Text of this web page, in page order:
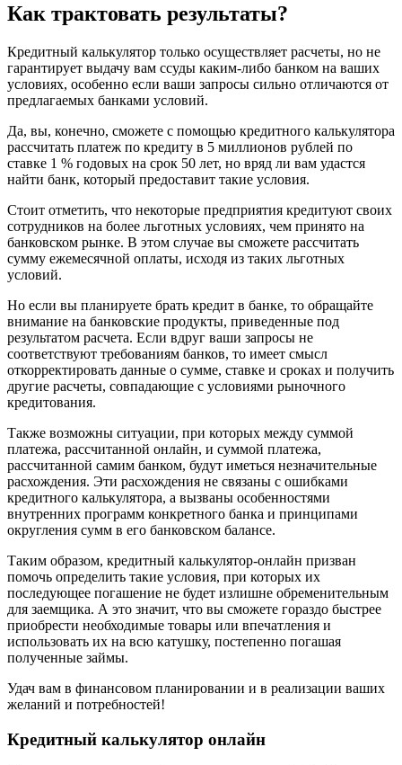
Как трактовать результаты?
Кредитный калькулятор только осуществляет расчеты, но не
гарантирует выдачу вам ссуды каким-либо банком на ваших
условиях, особенно если ваши запросы сильно отличаются от
предлагаемых банками условий.
Да, вы, конечно, сможете с помощью кредитного калькулятора
рассчитать платеж по кредиту в 5 миллионов рублей по
ставке 1 % годовых на срок 50 лет, но вряд ли вам удастся
найти банк, который предоставит такие условия.
Стоит отметить, что некоторые предприятия кредитуют своих
сотрудников на более льготных условиях, чем принято на
банковском рынке. В этом случае вы сможете рассчитать
сумму ежемесячной оплаты, исходя из таких льготных
условий.
Но если вы планируете брать кредит в банке, то обращайте
внимание на банковские продукты, приведенные под
результатом расчета. Если вдруг ваши запросы не
соответствуют требованиям банков, то имеет смысл
откорректировать данные о сумме, ставке и сроках и получить
другие расчеты, совпадающие с условиями рыночного
кредитования.
Также возможны ситуации, при которых между суммой
платежа, рассчитанной онлайн, и суммой платежа,
рассчитанной самим банком, будут иметься незначительные
расхождения. Эти расхождения не связаны с ошибками
кредитного калькулятора, а вызваны особенностями
внутренних программ конкретного банка и принципами
округления сумм в его банковском балансе.
Таким образом, кредитный калькулятор-онлайн призван
помочь определить такие условия, при которых их
последующее погашение не будет излишне обременительным
для заемщика. А это значит, что вы сможете гораздо быстрее
приобрести необходимые товары или впечатления и
использовать их на всю катушку, постепенно погашая
полученные займы.
Удач вам в финансовом планировании и в реализации ваших
желаний и потребностей!
Кредитный калькулятор онлайн